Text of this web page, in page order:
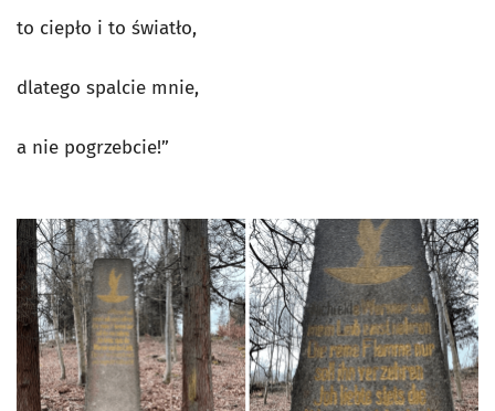
to ciepło i to światło,
dlatego spalcie mnie,
a nie pogrzebcie!”